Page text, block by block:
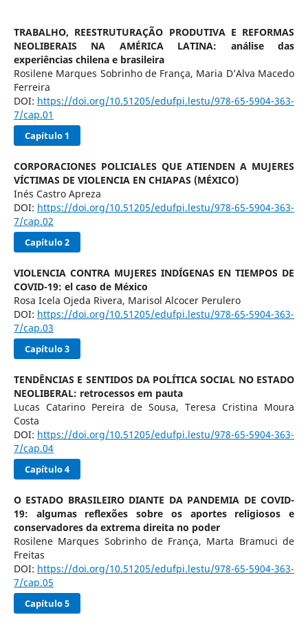
TRABALHO, REESTRUTURAÇÃO PRODUTIVA E REFORMAS
NEOLIBERAIS NA AMÉRICA LATINA: análise das
experiências chilena e brasileira
Rosilene Marques Sobrinho de França, Maria D’Alva Macedo
Ferreira
DOI: https://doi.org/10.51205/edufpi.lestu/978-65-5904-363-
7/cap.01
Capítulo 1
CORPORACIONES POLICIALES QUE ATIENDEN A MUJERES
VÍCTIMAS DE VIOLENCIA EN CHIAPAS (MÉXICO)
Inés Castro Apreza
DOI: https://doi.org/10.51205/edufpi.lestu/978-65-5904-363-
7/cap.02
Capítulo 2
VIOLENCIA CONTRA MUJERES INDÍGENAS EN TIEMPOS DE
COVID-19: el caso de México
Rosa Icela Ojeda Rivera, Marisol Alcocer Perulero
DOI: https://doi.org/10.51205/edufpi.lestu/978-65-5904-363-
7/cap.03
Capítulo 3
TENDÊNCIAS E SENTIDOS DA POLÍTICA SOCIAL NO ESTADO
NEOLIBERAL: retrocessos em pauta
Lucas Catarino Pereira de Sousa, Teresa Cristina Moura
Costa
DOI: https://doi.org/10.51205/edufpi.lestu/978-65-5904-363-
7/cap.04
Capítulo 4
O ESTADO BRASILEIRO DIANTE DA PANDEMIA DE COVID-
19: algumas reflexões sobre os aportes religiosos e
conservadores da extrema direita no poder
Rosilene Marques Sobrinho de França, Marta Bramuci de
Freitas
DOI: https://doi.org/10.51205/edufpi.lestu/978-65-5904-363-
7/cap.05
Capítulo 5